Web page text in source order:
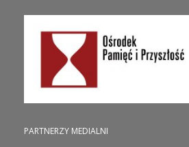
PARTNERZY MEDIALNI